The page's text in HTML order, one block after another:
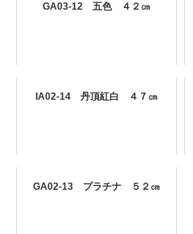
GA03-12 五色 ４２㎝
IA02-14 丹頂紅白 ４７㎝
GA02-13 プラチナ ５２㎝